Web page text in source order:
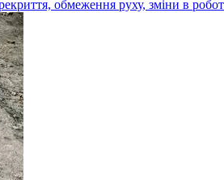
обмеження руху, зміни в